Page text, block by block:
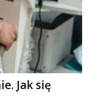
Jak się